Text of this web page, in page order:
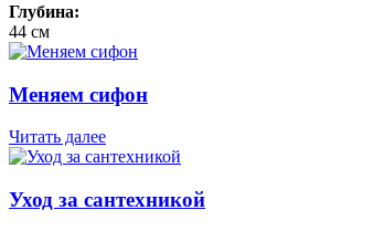
Глубина:
44 см
Меняем сифон
Читать далее
Уход за сантехникой